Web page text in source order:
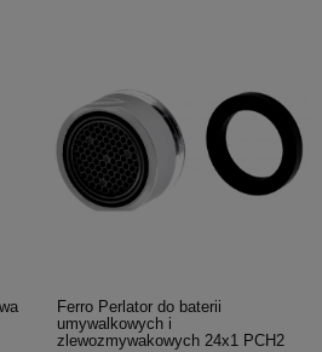
Ferro Perlator do baterii
umywalkowych i
zlewozmywakowych 24x1 PCH2